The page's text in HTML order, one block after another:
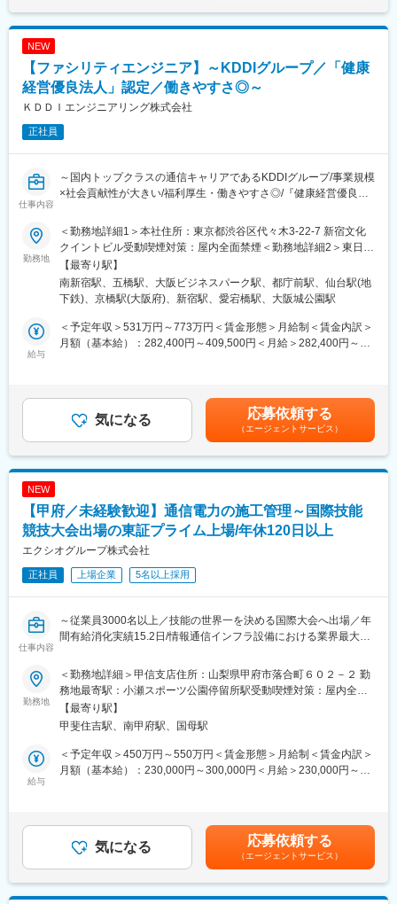
・日本中、世界中を股にかけて、仕事をしたい方！
■直近の入社者事例：
・船舶会社の乗組員
■入社後の流れ：
入社後は、数カ月かけて専門知識を習得していきます。
務双方でキャッチアップができる環境です！
希望があれば、将来的には海外駐在の道も開けてくる環境です！
■組織風土：
落ち着いて、優しい人柄の社員が多数在籍しておりますので、わ
からないことは質問できる環境です。
また、この道が長いベテラン社員も在籍しておりますので、未経
験でもご安心ください。
今では最新の動力、計装システムを大型運搬船へ一括でご提供で
きる世界唯一のメーカーに成長。すでに8000隻を超える船舶に当
航行をサポートしています。
NEW
【ファシリティエンジニア】～KDDIグループ／「健康
経営優良法人」認定／働きやすさ◎～
ＫＤＤＩエンジニアリング株式会社
正社員
仕事内容
～国内トップクラスの通信キャリアであるKDDIグループ/事業規模
×社会貢献性が大きい/福利厚生・働きやすさ◎/『健康経営優良法
■業務内容：
ファシリティ設備の保守保全・工事管理業務
対象：建物、電力設備（受配電・発電機・通信電源）、熱源・
空調設備、監視設備、その他局舎附帯設備
☆KDDIの通信を支えるファシリティ設備を保守運用しています
経験豊かなメンバーも多く、スキルや経験の少ない方でも学びな
がら成長出来る職場です
・KDDIの通信を支えるファシリティ設備全般の保守運用が出来る
・経験豊かなメンバーも多く、スキルや経験の少ない方でも学び
ながら成長出来る
■働きやすさ：
・健康経営優良法人2025(ホワイト500)、くるみんに認定。働き
やすい職場環境が社外的にも認められています。労務管理も徹底
しており、社員一人ひとりの健康を組織で支える健康経営を推進
ンスを取りやすい環境を整えています。仕事とプライベートの両
立を実現したい方に最適な職場です。
ライフスタイルに合わせて柔軟に働くことが可能です。
■KDDIエンジニアリングについて
当社は、KDDIの通信インフラを建設と保守の両面からサポートす
る戦略子会社として、2005年4月1日に発足いたしました。
KDDIグループは、通信サービスを中心に置き、あらゆるお客さま
との接点を通じて新しい体験価値を提案し続ける「通信とライフ
変更の範囲：会社の定める業務
勤務地
＜勤務地詳細1＞本社住所：東京都渋谷区代々木3-22-7 新宿文化
クイントビル受動喫煙対策：屋内全面禁煙＜勤務地詳細2＞東日本
支社住所：宮城県仙台市青葉区北目町7-27 KDDI仙台第第ネット
ワ ークセンター？勤務地最寄駅：地下鉄南北線／五橋駅受動喫煙
対策：屋内全面禁煙＜勤務地詳細3＞西日本運用本部住所：大阪府
京橋駅受動喫煙対策：屋内全面禁煙変更の範囲：会社の定める事
業所（リモートワーク含む）
【最寄り駅】
南新宿駅、五橋駅、大阪ビジネスパーク駅、都庁前駅、仙台駅(地
下鉄)、京橋駅(大阪府)、新宿駅、愛宕橋駅、大阪城公園駅
給与
＜予定年収＞531万円～773万円＜賃金形態＞月給制＜賃金内訳＞
月額（基本給）：282,400円～409,500円＜月給＞282,400円～
気になる 応募依頼する
（エージェントサービス）
NEW
【甲府／未経験歓迎】通信電力の施工管理～国際技能
競技大会出場の東証プライム上場/年休120日以上
エクシオグループ株式会社
正社員 上場企業 5名以上採用
仕事内容
～従業員3000名以上／技能の世界一を決める国際大会へ出場／年
間有給消化実績15.2日/情報通信インフラ設備における業界最大手
■仕事内容
通信キャリアのネットワーク設備に電力供給する設備の施工管理
を担当頂きます。主にNTTグループの建物内の現場が中心です。
・工事資料作成
・現場作業指揮
・安全品質指示など
ご入社後はスキル・ご経験に合わせて、現場OJTにて社内ルール
捗や安全品質を管理し現場を統括する現場代理人やそれに準ずる
現場責任者を目指していただきます。
勤務地
＜勤務地詳細＞甲信支店住所：山梨県甲府市落合町６０２－２ 勤
務地最寄駅：小瀬スポーツ公園停留所駅受動喫煙対策：屋内全面
禁煙
【最寄り駅】
甲斐住吉駅、南甲府駅、国母駅
給与
＜予定年収＞450万円～550万円＜賃金形態＞月給制＜賃金内訳＞
月額（基本給）：230,000円～300,000円＜月給＞230,000円～
歳/第一種電気工事士/６００万円35歳/１級電気工事施工管理技士/
７００万円賃金はあくまでも目安の金額であり、選考を通じて上
下する可能性があります。月給(月額)は固定手当を含めた表記で
す。
気になる 応募依頼する
（エージェントサービス）